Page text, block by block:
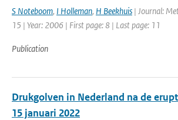
S Noteboom, I Holleman, H Beekhuis | Journal:
15 | Year: 2006 | First page: 8 | Last page: 11
Publication
Drukgolven in Nederland na de
15 januari 2022